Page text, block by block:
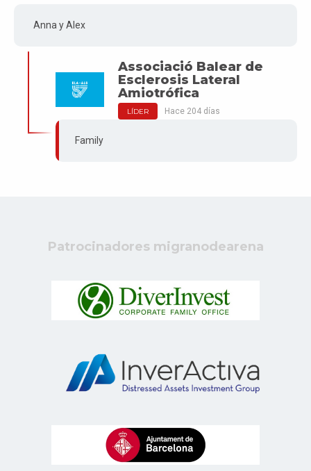
Anna y Alex
Associació Balear de
Esclerosis Lateral
Amiotrófica
LÍDER Hace 204 días
Family
Patrocinadores migranodearena